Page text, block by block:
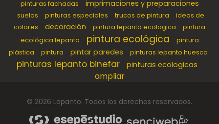
pinturas fachadas imprimaciones y preparaciones
suelos pinturas especiales trucos de pintura
ideas de
colores
decoración pintura lepanto ecologica
pintura
ecológica lepanto
pintura ecológica
pintura
plástica
pintura pintar paredes pinturas lepanto huesca
pinturas lepanto binefar pinturas ecologicas
ampliar
© 2026 Lepanto. Todos los derechos reservados.